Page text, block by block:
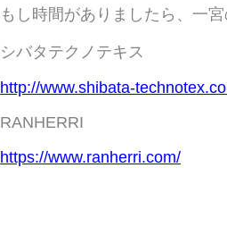
もし時間がありましたら、一
シバタテクノテキス
http://www.shibata-
RANHERRI
https://www.ranherri.com/